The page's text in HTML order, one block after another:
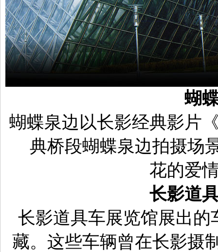
蝴
蝴蝶泉边以长影经典影片
典桥段蝴蝶泉边拍摄场
花的爱
长影道
长影道具车展览馆展出
藏。这些车辆曾在长影摄